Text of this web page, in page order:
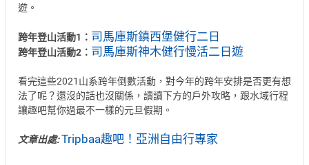
遊。
跨年登山活動1： 司馬庫斯鎮西堡健行二日
跨年登山活動2： 司馬庫斯神木健行慢活二日遊
看完這些2021山系跨年倒數活動，對今年的跨年安排是否更有想
法了呢？還沒的話也沒關係，讀讀下方的戶外攻略，跟水域行程
讓趣吧幫你過最不一樣的元旦假期。
文章出處:Tripbaa趣吧！亞洲自由行專家